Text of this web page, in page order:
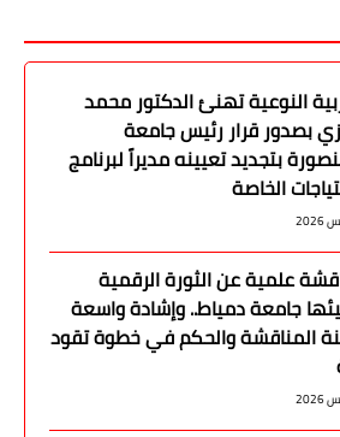
النوعية تهنئ الدكتور محمد
بصدور قرار رئيس جامعة
بتجديد تعيينه مديراً لبرنامج
الخاصة
علمية عن الثورة الرقمية
جامعة دمياط.. وإشادة واسعة
المناقشة والحكم في خطوة تقود